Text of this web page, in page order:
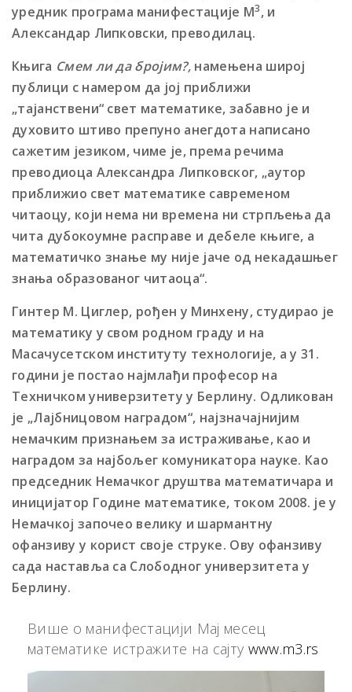
уредник програма манифестациjе М3, и
Александар Липковски, преводилац.
Књига Смем ли да броjим?, намењена широj
публици с намером да jоj приближи
„таjанствени“ свет математике, забавно jе и
духовито штиво препуно анегдота написано
сажетим jезиком, чиме jе, према речима
преводиоца Александра Липковског, „аутор
приближио свет математике савременом
читаоцу, коjи нема ни времена ни стрпљења да
чита дубокоумне расправе и дебеле књиге, а
математичко знање му ниjе jаче од некадашњег
знања образованог читаоца“.
Гинтер М. Циглер, рођен у Минхену, студирао jе
математику у свом родном граду и на
Масачусетском институту технологиjе, а у 31.
години jе постао наjмлађи професор на
Техничком универзитету у Берлину. Одликован
jе „Лаjбницовом наградом“, наjзначаjниjим
немачким признањем за истраживање, као и
наградом за најбољег комуникатора науке. Као
председник Немачког друштва математичара и
инициjатор Године математике, током 2008. jе у
Немачкоj започео велику и шармантну
офанзиву у корист своjе струке. Ову офанзиву
сада наставља са Слободног универзитета у
Берлину.
Више о манифестацији Мај месец
математике истражите на сајту www.m3.rs